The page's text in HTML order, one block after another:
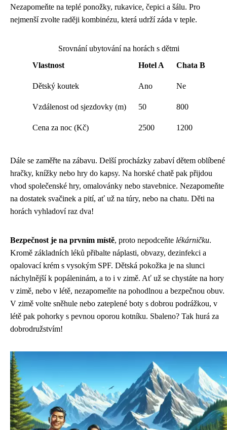
Nezapomeňte na teplé ponožky, rukavice, čepici a šálu. Pro
nejmenší zvolte raději kombinézu, která udrží záda v teple.
Srovnání ubytování na horách s dětmi
Vlastnost
Hotel A Chata B
Dětský koutek Ano Ne
Vzdálenost od sjezdovky (m) 50 800
Cena za noc (Kč) 2500 1200
Dále se zaměřte na zábavu. Delší procházky zabaví dětem oblíbené
hračky, knížky nebo hry do kapsy. Na horské chatě pak přijdou
vhod společenské hry, omalovánky nebo stavebnice. Nezapomeňte
na dostatek svačinek a pití, ať už na túry, nebo na chatu. Děti na
horách vyhladoví raz dva!
Bezpečnost je na prvním místě, proto nepodceňte lékárničku.
Kromě základních léků přibalte náplasti, obvazy, dezinfekci a
opalovací krém s vysokým SPF. Dětská pokožka je na slunci
náchylnější k popáleninám, a to i v zimě. Ať už se chystáte na hory
v zimě, nebo v létě, nezapomeňte na pohodlnou a bezpečnou obuv.
V zimě volte sněhule nebo zateplené boty s dobrou podrážkou, v
létě pak pohorky s pevnou oporou kotníku. Sbaleno? Tak hurá za
dobrodružstvím!